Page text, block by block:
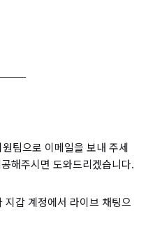
팀으로 이메일을 보내 주세
해주시면 도와드리겠습니다.
갑 계정에서 라이브 채팅으